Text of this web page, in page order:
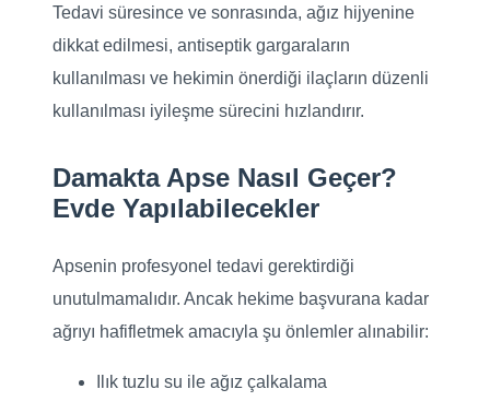
Tedavi süresince ve sonrasında, ağız hijyenine
dikkat edilmesi, antiseptik gargaraların
kullanılması ve hekimin önerdiği ilaçların düzenli
kullanılması iyileşme sürecini hızlandırır.
Damakta Apse Nasıl Geçer?
Evde Yapılabilecekler
Apsenin profesyonel tedavi gerektirdiği
unutulmamalıdır. Ancak hekime başvurana kadar
ağrıyı hafifletmek amacıyla şu önlemler alınabilir:
Ilık tuzlu su ile ağız çalkalama